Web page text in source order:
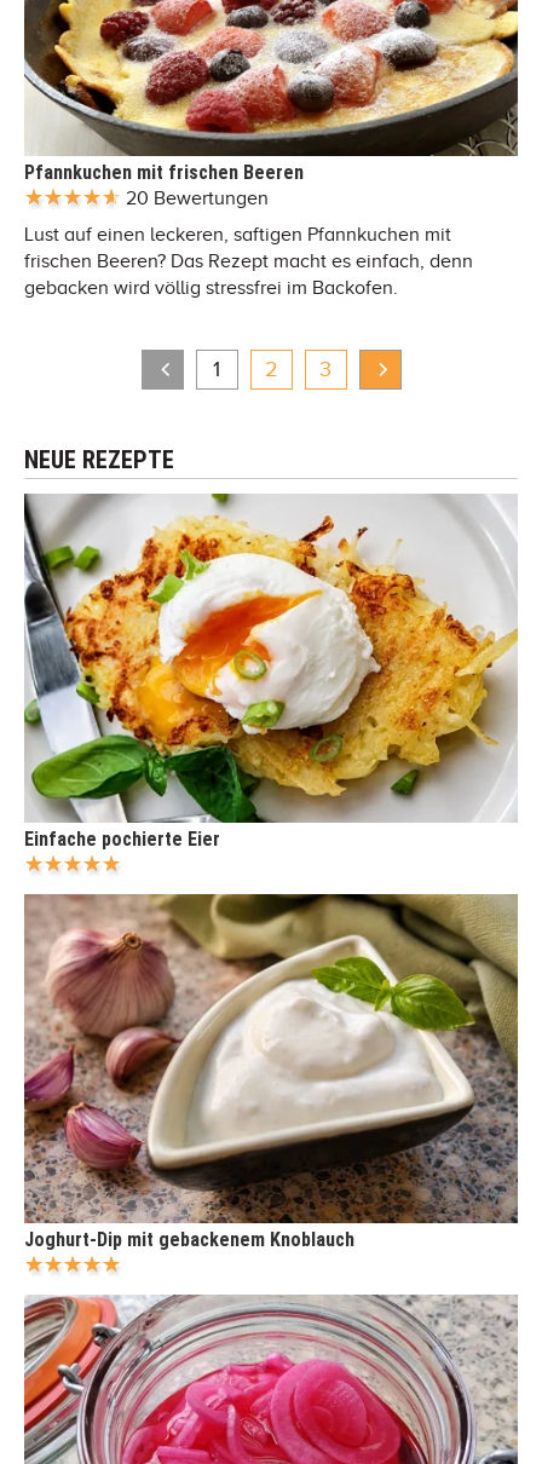
Pfannkuchen mit frischen Beeren
20 Bewertungen
Lust auf einen leckeren, saftigen Pfannkuchen mit
frischen Beeren? Das Rezept macht es einfach, denn
gebacken wird völlig stressfrei im Backofen.
1 2 3
NEUE REZEPTE
Einfache pochierte Eier
Joghurt-Dip mit gebackenem Knoblauch